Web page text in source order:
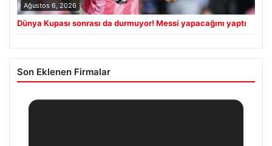
Ağustos 6, 2026
Dünya Kupası sonrası da durmuyor! Messi yapacağını yaptı
Son Eklenen Firmalar